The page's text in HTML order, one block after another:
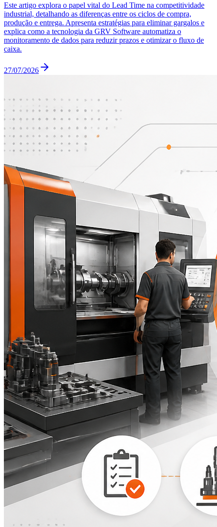
Este artigo explora o papel vital do Lead Time na competitividade
industrial, detalhando as diferenças entre os ciclos de compra,
produção e entrega. Apresenta estratégias para eliminar gargalos e
explica como a tecnologia da GRV Software automatiza o
monitoramento de dados para reduzir prazos e otimizar o fluxo de
caixa.
27/07/2026